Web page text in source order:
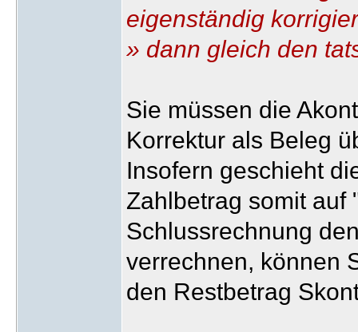
eigenständig
» dann gleich den
Sie müssen die
Korrektur als Beleg
Insofern geschieht
Zahlbetrag somit auf
Schlussrechnung
verrechnen, können
den Restbetrag